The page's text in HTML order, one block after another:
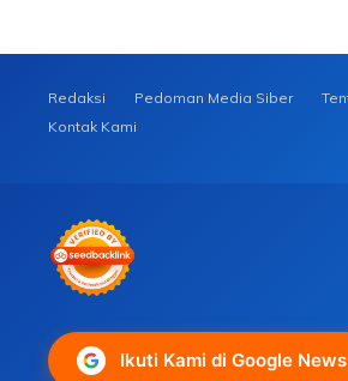
Redaksi Pedoman Media Siber
Kontak Kami
Ikuti Kami di Google News